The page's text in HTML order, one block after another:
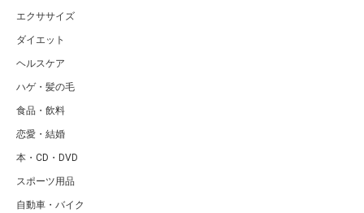
エクササイズ
ダイエット
ヘルスケア
ハゲ・髪の毛
食品・飲料
恋愛・結婚
本・CD・DVD
スポーツ用品
自動車・バイク